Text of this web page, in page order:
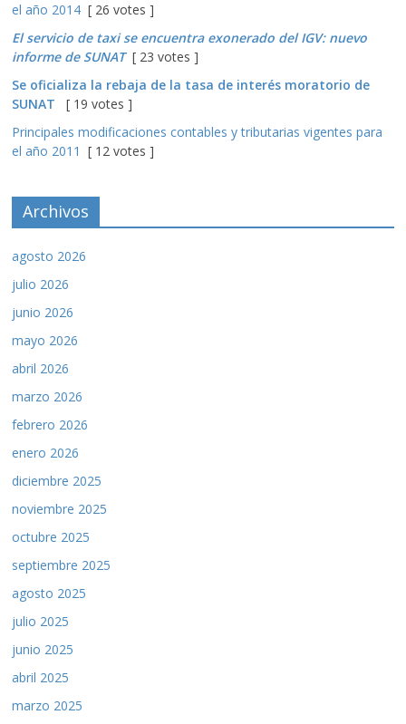
el año 2014 [ 26 votes ]
El servicio de taxi se encuentra exonerado del IGV: nuevo
informe de SUNAT[ 23 votes ]
Se oficializa la rebaja de la tasa de interés moratorio de
SUNAT
[ 19 votes ]
Principales modificaciones contables y tributarias vigentes para
el año 2011 [ 12 votes ]
Archivos
agosto 2026
julio 2026
junio 2026
mayo 2026
abril 2026
marzo 2026
febrero 2026
enero 2026
diciembre 2025
noviembre 2025
octubre 2025
septiembre 2025
agosto 2025
julio 2025
junio 2025
abril 2025
marzo 2025